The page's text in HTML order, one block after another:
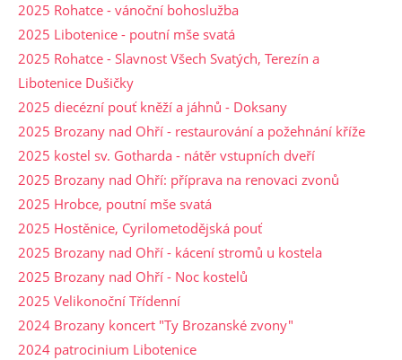
2025 Rohatce - vánoční bohoslužba
2025 Libotenice - poutní mše svatá
2025 Rohatce - Slavnost Všech Svatých, Terezín a
Libotenice Dušičky
2025 diecézní pouť kněží a jáhnů - Doksany
2025 Brozany nad Ohří - restaurování a požehnání kříže
2025 kostel sv. Gotharda - nátěr vstupních dveří
2025 Brozany nad Ohří: příprava na renovaci zvonů
2025 Hrobce, poutní mše svatá
2025 Hostěnice, Cyrilometodějská pouť
2025 Brozany nad Ohří - kácení stromů u kostela
2025 Brozany nad Ohří - Noc kostelů
2025 Velikonoční Třídenní
2024 Brozany koncert "Ty Brozanské zvony"
2024 patrocinium Libotenice